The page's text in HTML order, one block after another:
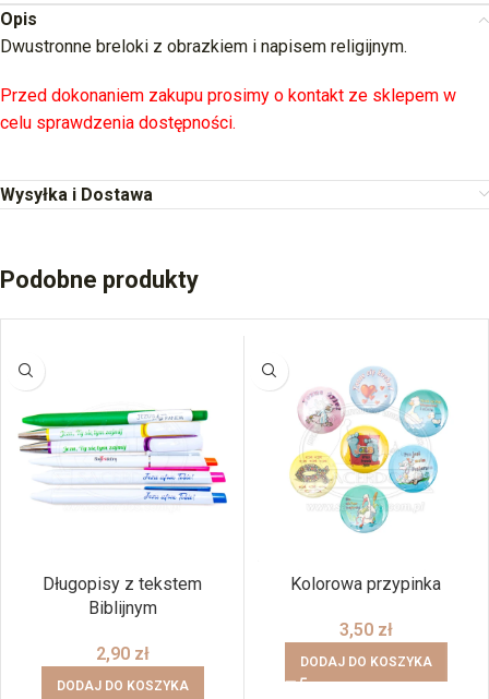
Opis
Dwustronne breloki z obrazkiem i napisem religijnym.
Przed dokonaniem zakupu prosimy o kontakt ze sklepem w
celu sprawdzenia dostępności.
Wysyłka i Dostawa
Podobne produkty
Długopisy z tekstem
Biblijnym
2,90 zł
DODAJ DO KOSZYKA
Kolorowa przypinka
3,50 zł
DODAJ DO KOSZYKA